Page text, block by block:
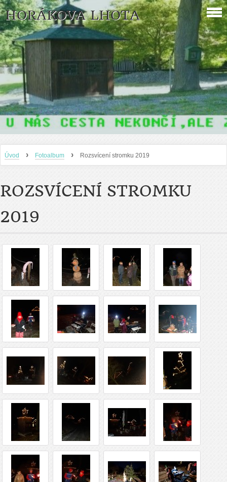
HORÁKOVA LHOTA
Úvod › Fotoalbum › Rozsvícení stromku 2019
ROZSVÍCENÍ STROMKU
2019